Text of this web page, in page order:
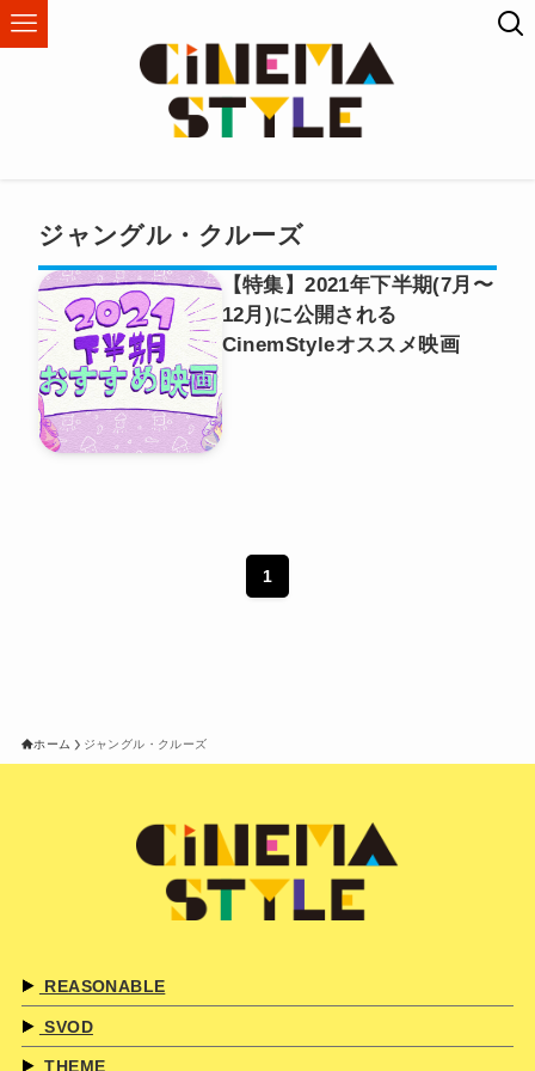
ジャングル・クルーズ
【特集】2021年下半期(7月〜
12月)に公開される
CinemStyleオススメ映画
1
ホーム ジャングル・クルーズ
REASONABLE
SVOD
THEME